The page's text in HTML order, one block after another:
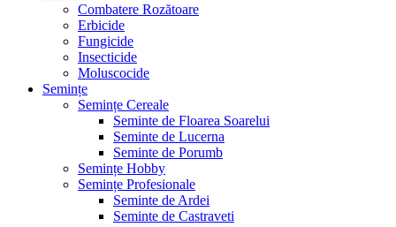
Combatere Rozătoare
Erbicide
Fungicide
Insecticide
Moluscocide
Semințe
Semințe Cereale
Seminte de Floarea Soarelui
Seminte de Lucerna
Seminte de Porumb
Semințe Hobby
Semințe Profesionale
Seminte de Ardei
Seminte de Castraveti